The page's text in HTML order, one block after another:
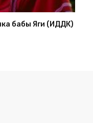
бабы Яги (ИДДК)